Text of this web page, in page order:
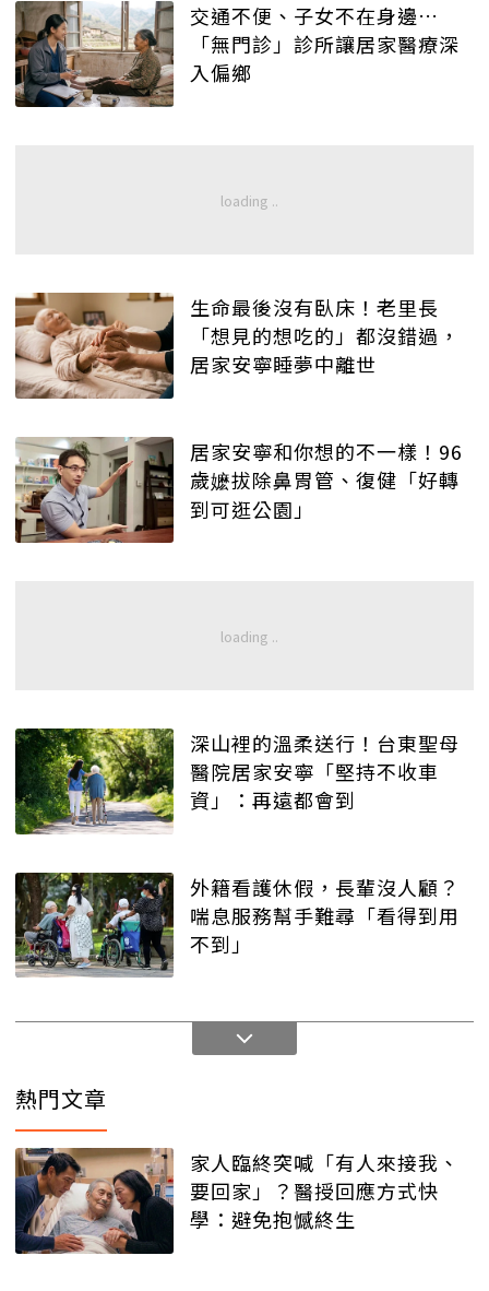
交通不便、子女不在身邊…
「無門診」診所讓居家醫療深
入偏鄉
生命最後沒有臥床！老里長
「想見的想吃的」都沒錯過，
居家安寧睡夢中離世
居家安寧和你想的不一樣！96
歲嬷拔除鼻胃管、復健「好轉
到可逛公園」
深山裡的溫柔送行！台東聖母
醫院居家安寧「堅持不收車
資」：再遠都會到
外籍看護休假，長輩沒人顧？
喘息服務幫手難尋「看得到用
不到」
熱門文章
家人臨終突喊「有人來接我、
要回家」？醫授回應方式快
學：避免抱憾終生